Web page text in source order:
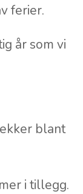
ferier.
år som vi
blant
i tillegg.